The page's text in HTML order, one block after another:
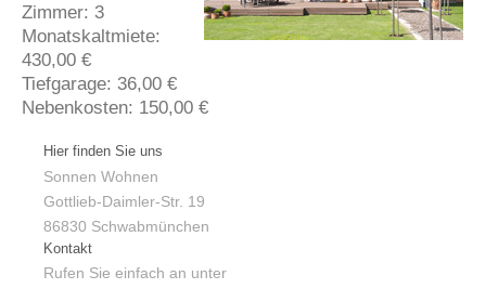
Zimmer: 3
Monatskaltmiete:
430,00 €
Tiefgarage: 36,00 €
Nebenkosten: 150,00 €
Hier finden Sie uns
Sonnen Wohnen
Gottlieb-Daimler-Str. 19
86830 Schwabmünchen
Kontakt
Rufen Sie einfach an unter